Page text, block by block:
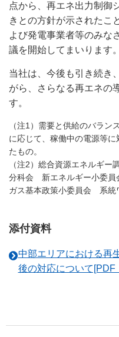
点から、再エネ出力制御
きとの方針が示されたこ
よび発電事業者等のみな
議を開始してまいります。
当社は、今後も引き続き
がら、さらなる再エネの
す。
（注1）需要と供給のバラン
に応じて、稼働中の電源等
たもの。
（注2）総合資源エネルギ
分科会 新エネルギー小委員
ガス基本政策小委員会 系統
添付資料
中部エリアにおける再
後の対応について[PDF